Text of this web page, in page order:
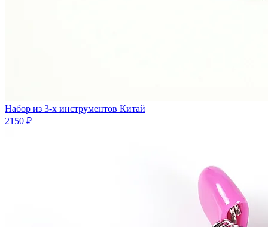
Набор из 3-х инструментов Китай
2150 ₽